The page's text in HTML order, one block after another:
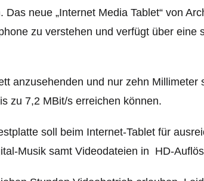
Das neue „Internet Media Tablet“ von
zu verstehen und verfügt über eine
anzusehenden und nur zehn Millimeter
zu 7,2 MBit/s erreichen können.
soll beim Internet-Tablet für
Musik samt Videodateien in HD-